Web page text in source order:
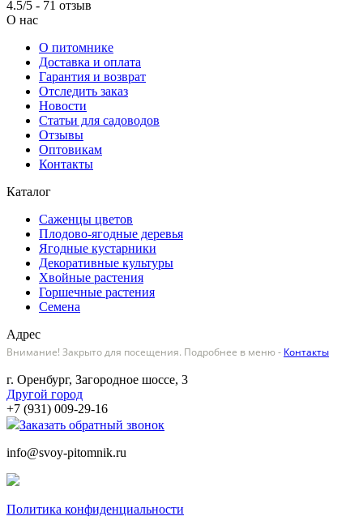
4.5/5 - 71 отзыв
О нас
О питомнике
Доставка и оплата
Гарантия и возврат
Отследить заказ
Новости
Статьи для садоводов
Отзывы
Оптовикам
Контакты
Каталог
Саженцы цветов
Плодово-ягодные деревья
Ягодные кустарники
Декоративные культуры
Хвойные растения
Горшечные растения
Семена
Адрес
Внимание! Закрыто для посещения. Подробнее в меню - Контакты
г. Оренбург, Загородное шоссе, 3
Другой город
+7 (931) 009-29-16
Заказать обратный звонок
info@svoy-pitomnik.ru
Политика конфиденциальности